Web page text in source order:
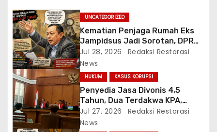
p
o
s
UNCATEGORIZED
Kematian Penjaga Rumah Eks
Jampidsus Jadi Sorotan, DPR
Desak Pengusutan Tuntas
Berbasis Bukti Ilmiah
Jul 28, 2026
Redaksi Restorasi
News
HUKUM KASUS KORUPSI
Penyedia Jasa Divonis 4,5
Tahun, Dua Terdakwa KPA,
PPTK Hanya 1 Tahun, Ada Apa?
Jul 27, 2026
Redaksi Restorasi
News